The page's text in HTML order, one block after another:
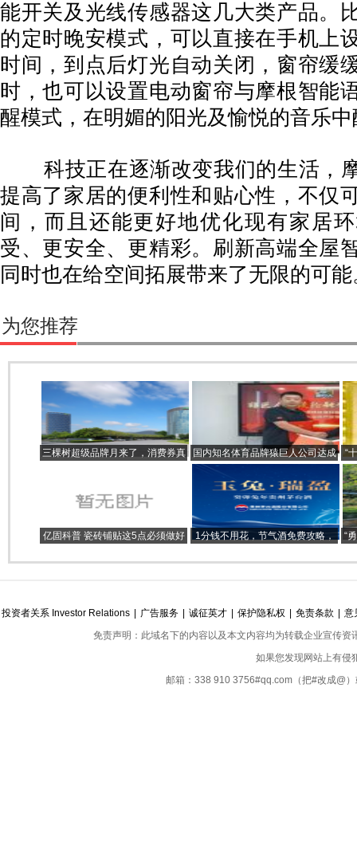
能开关及光线传感器这几大类产品。
的定时晚安模式，可以直接在手机上
时间，到点后灯光自动关闭，窗帘缓
时，也可以设置电动窗帘与摩根智能
醒模式，在明媚的阳光及愉悦的音乐
科技正在逐渐改变我们的生活，
提高了家居的便利性和贴心性，不仅
间，而且还能更好地优化现有家居
受、更安全、更精彩。刷新高端全屋
同时也在给空间拓展带来了无限的可能
为您推荐
三棵树超级品牌月来了，消费券真
国内知名体育品牌猿巨人公司达成
“
亿固科普 瓷砖铺贴这5点必须做好
1分钱不用花，节气酒免费攻略，
“
投资者关系 Investor Relations 广告服务 诚征英才 保护隐私权 免责条款
意
免责声明：此域名下的内容以及本文内容均为转载企业宣传
如果您发现网站上有侵
邮箱：338 910 3756#qq.com（把#改成@